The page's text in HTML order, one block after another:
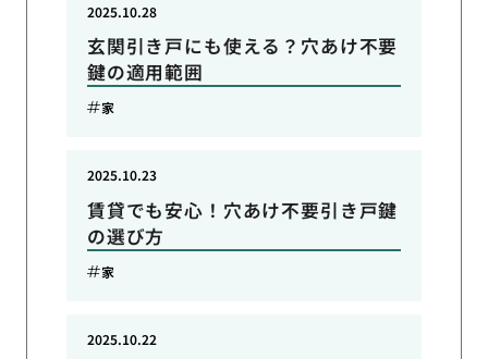
玄関引き戸にも使える？穴あけ不要
鍵の適用範囲
2025.10.28
家
賃貸でも安心！穴あけ不要引き戸鍵
の選び方
2025.10.23
家
2025.10.22